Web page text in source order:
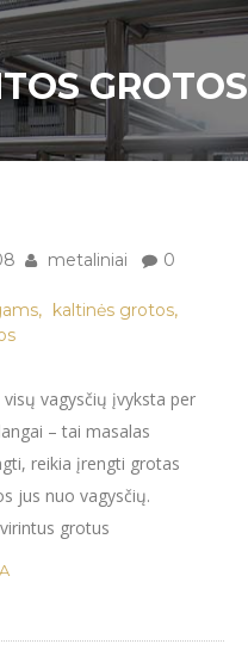
GROTOS
metaliniai
0
, kaltinės grotos,
vagysčių įvyksta per
– tai masalas
reikia įrengti grotas
jus nuo vagysčių.
grotus